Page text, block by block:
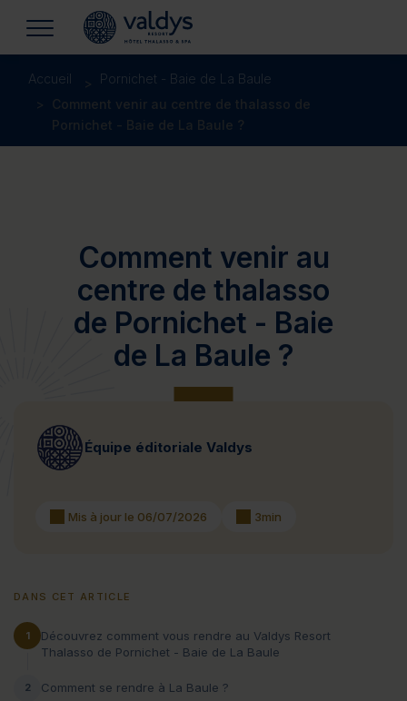
Accueil
Pornichet - Baie de La Baule
Comment venir au centre de thalasso de
Pornichet - Baie de La Baule ?
Comment venir au
centre de thalasso
de Pornichet - Baie
de La Baule ?
Équipe éditoriale Valdys
Mis à jour le 06/07/2026 3min
DANS CET ARTICLE
1
Découvrez comment vous rendre au Valdys Resort
Thalasso de Pornichet - Baie de La Baule
2 Comment se rendre à La Baule ?